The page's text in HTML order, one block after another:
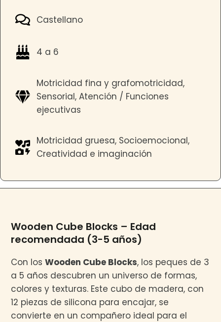
Castellano
4 a 6
Motricidad fina y grafomotricidad,
Sensorial, Atención / Funciones
ejecutivas
Motricidad gruesa, Socioemocional,
Creatividad e imaginación
Wooden Cube Blocks – Edad
recomendada (3-5 años)
Con losWooden Cube Blocks, los peques de 3
a 5 años descubren un universo de formas,
colores y texturas. Este cubo de madera, con
12 piezas de silicona para encajar, se
convierte en un compañero ideal para el